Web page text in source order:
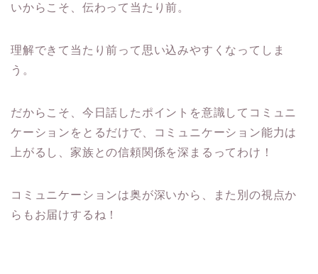
いからこそ、伝わって当たり前。
理解できて当たり前って思い込みやすくなってしま
う。
だからこそ、今日話したポイントを意識してコミュニ
ケーションをとるだけで、コミュニケーション能力は
上がるし、家族との信頼関係を深まるってわけ！
コミュニケーションは奥が深いから、また別の視点か
らもお届けするね！